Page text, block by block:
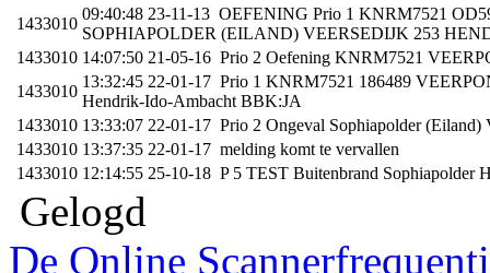
1433010
09:40:48 23-11-13 OEFENING Prio 1 KNRM7521
SOPHIAPOLDER (EILAND) VEERSEDIJK 253
1433010 14:07:50 21-05-16 Prio 2 Oefening KNRM7521
1433010
13:32:45 22-01-17 Prio 1 KNRM7521 186489
Hendrik-Ido-Ambacht BBK:JA
1433010 13:33:07 22-01-17 Prio 2 Ongeval Sophiapolder
1433010 13:37:35 22-01-17 melding komt te vervallen
1433010 12:14:55 25-10-18 P 5 TEST Buitenbrand Sophiapolder
Gelogd
De Online